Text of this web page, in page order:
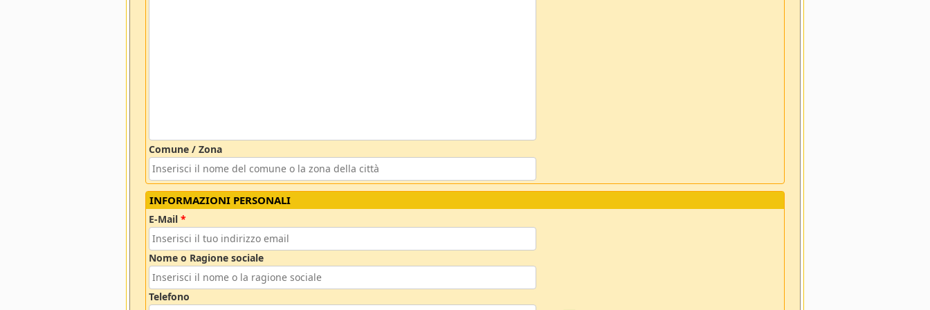
Comune / Zona
INFORMAZIONI PERSONALI
E-Mail*
Nome o Ragione sociale
Telefono